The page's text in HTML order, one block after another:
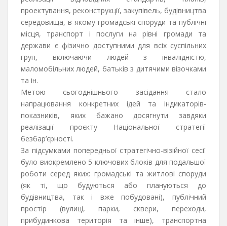
проектування, реконструкції, закупівель, будівництва
середовища, в якому громадські споруди та публічні
місця, транспорт і послуги на рівні громади та
держави є фізично доступними для всіх суспільних
груп, включаючи людей з інвалідністю,
маломобільних людей, батьків з дитячими візочками
та ін.
Метою сьогоднішнього засідання стало
напрацювання конкретних ідей та індикаторів-
показників, яких бажано досягнути завдяки
реалізації проєкту Національної стратегії
безбар’єрності.
За підсумками попередньої стратегічно-візійної сесії
було виокремлено 5 ключових блоків для подальшої
роботи серед яких: громадські та житлові споруди
(як ті, що будуються або плануються до
будівництва, так і вже побудовані), публічний
простір (вулиці, парки, сквери, переходи,
прибудинкова територія та інше), транспортна